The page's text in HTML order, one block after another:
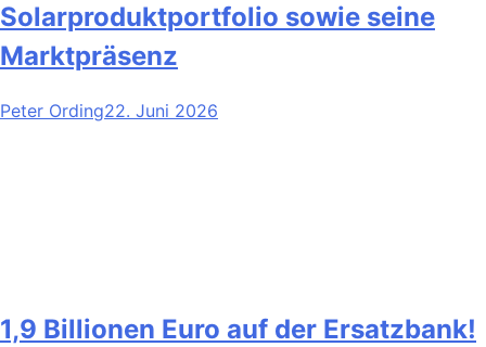
Solarproduktportfolio sowie seine
Marktpräsenz
Peter Ording22. Juni 2026
1,9 Billionen Euro auf der Ersatzbank!